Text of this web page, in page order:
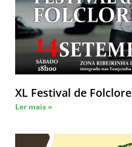
XL Festival de Folclore
Ler mais »